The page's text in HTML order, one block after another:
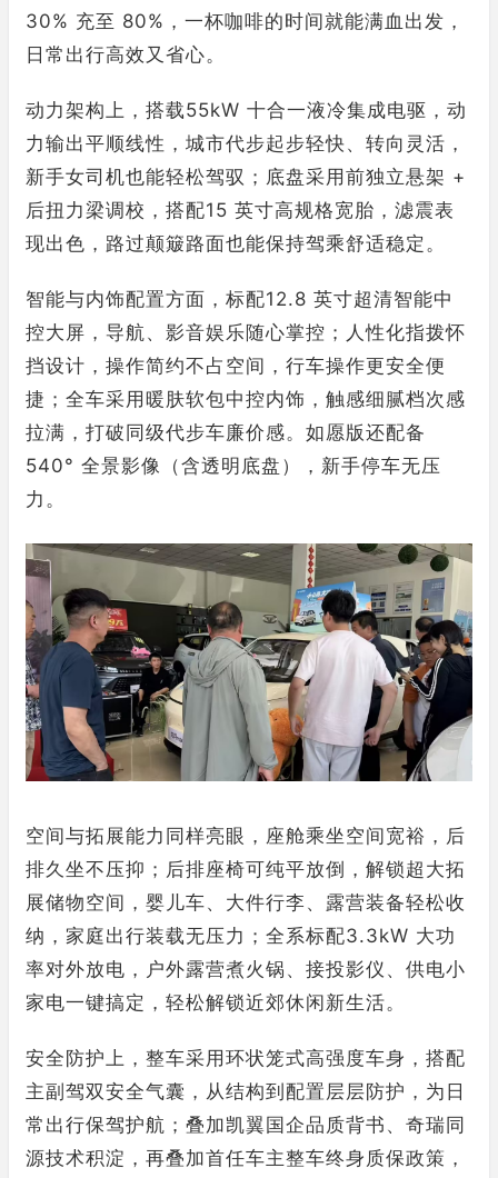
30% 充至 80%，一杯咖啡的时间就能满血出发，
日常出行高效又省心。
动力架构上，搭载55kW 十合一液冷集成电驱，动
力输出平顺线性，城市代步起步轻快、转向灵活，
新手女司机也能轻松驾驭；底盘采用前独立悬架 +
后扭力梁调校，搭配15 英寸高规格宽胎，滤震表
现出色，路过颠簸路面也能保持驾乘舒适稳定。
智能与内饰配置方面，标配12.8 英寸超清智能中
控大屏，导航、影音娱乐随心掌控；人性化指拨怀
挡设计，操作简约不占空间，行车操作更安全便
捷；全车采用暖肤软包中控内饰，触感细腻档次感
拉满，打破同级代步车廉价感。如愿版还配备
540° 全景影像（含透明底盘），新手停车无压
力。
空间与拓展能力同样亮眼，座舱乘坐空间宽裕，后
排久坐不压抑；后排座椅可纯平放倒，解锁超大拓
展储物空间，婴儿车、大件行李、露营装备轻松收
纳，家庭出行装载无压力；全系标配3.3kW 大功
率对外放电，户外露营煮火锅、接投影仪、供电小
家电一键搞定，轻松解锁近郊休闲新生活。
安全防护上，整车采用环状笼式高强度车身，搭配
主副驾双安全气囊，从结构到配置层层防护，为日
常出行保驾护航；叠加凯翼国企品质背书、奇瑞同
源技术积淀，再叠加首任车主整车终身质保政策，